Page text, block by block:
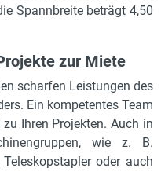
Spannbreite beträgt 4,50
zur Miete
scharfen Leistungen des
Ein kompetentes Team
Ihren Projekten. Auch in
wie z. B.
oder auch